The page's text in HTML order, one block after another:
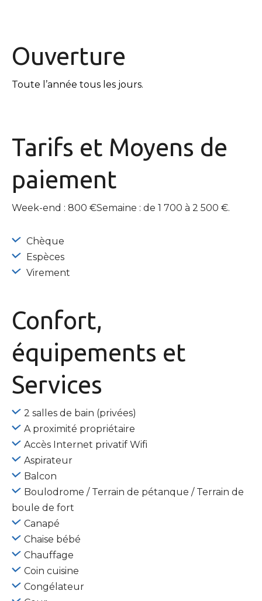
Ouverture
Toute l’année tous les jours.
Tarifs et Moyens de
paiement
Week-end : 800 €Semaine : de 1 700 à 2 500 €.
Chèque
Espèces
Virement
Confort,
équipements et
Services
2 salles de bain (privées)
A proximité propriétaire
Accès Internet privatif Wifi
Aspirateur
Balcon
Boulodrome / Terrain de pétanque / Terrain de
boule de fort
Canapé
Chaise bébé
Chauffage
Coin cuisine
Congélateur